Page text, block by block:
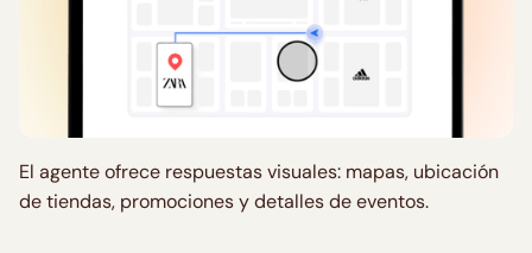
El agente ofrece respuestas visuales: mapas, ubicación
de tiendas, promociones y detalles de eventos.